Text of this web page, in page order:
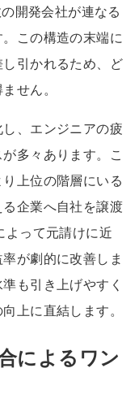
開発会社が連なる
この構造の末端に
引かれるため、ど
せん。
、エンジニアの疲
多々あります。こ
上位の階層にいる
企業へ自社を譲渡
よって元請けに近
が劇的に改善しま
も引き上げやすく
上に直結します。
によるワン